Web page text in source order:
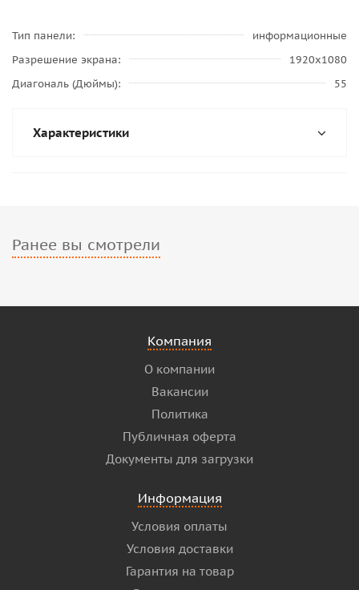
Тип панели
информационные
Разрешение экрана
1920x1080
Диагональ (Дюймы)
55
Характеристики
Ранее вы смотрели
Компания
О компании
Вакансии
Политика
Публичная оферта
Документы для загрузки
Информация
Условия оплаты
Условия доставки
Гарантия на товар